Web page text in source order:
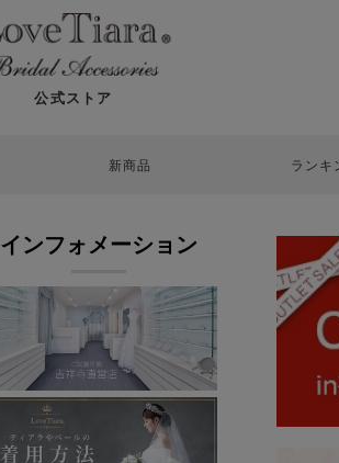
公式ストア
新商品 ランキ
インフォメーション